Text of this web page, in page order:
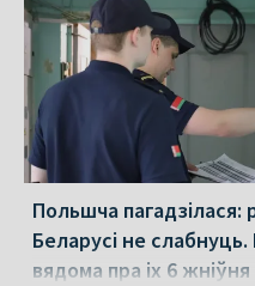
Польшча пагадзілася:
Беларусі не
вядома пра іх 6 жніўня